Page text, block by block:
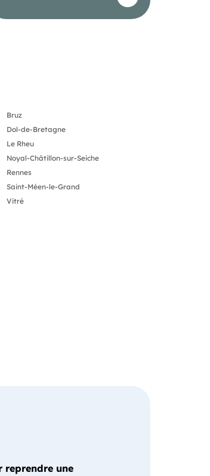
Bruz
Dol-de-Bretagne
Le Rheu
Noyal-Châtillon-sur-Seiche
Rennes
Saint-Méen-le-Grand
Vitré
reprendre une